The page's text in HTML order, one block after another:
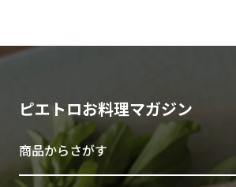
ピエトロお料理マガジン
商品からさがす